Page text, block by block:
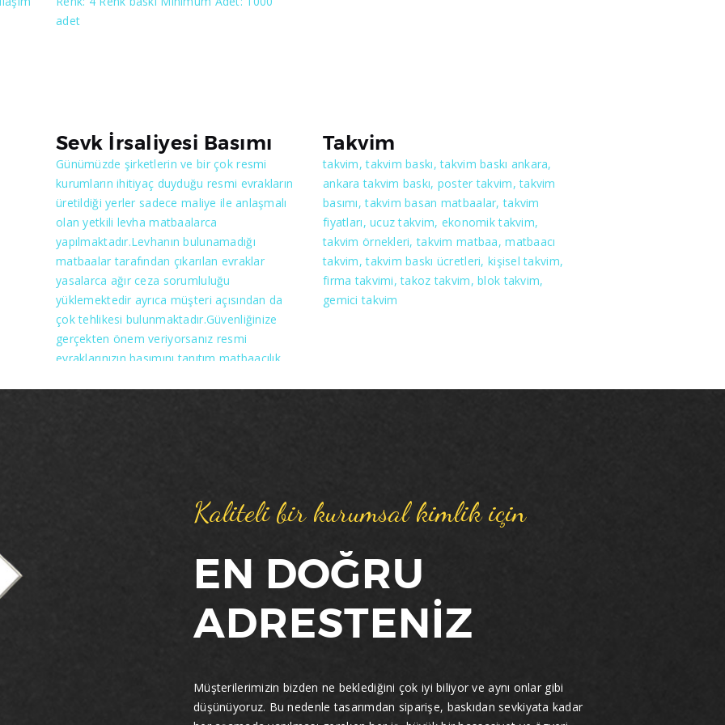
adet
Sevk İrsaliyesi Basımı
Günümüzde şirketlerin ve bir çok resmi
kurumların ihitiyaç duyduğu resmi evrakların
üretildiği yerler sadece maliye ile anlaşmalı
olan yetkili levha matbaalarca
yapılmaktadır.Levhanın bulunamadığı
matbaalar tarafından çıkarılan evraklar
yasalarca ağır ceza sorumluluğu
yüklemektedir ayrıca müşteri açısından da
çok tehlikesi bulunmaktadır.Güvenliğinize
gerçekten önem veriyorsanız resmi
evraklarınızın basımını tanıtım matbaacılık
beraber matbaalar’dan belli bir miktarda
matbaacılar odası tarafından verilen
yeterlilik belgesi ile birlikte maliye anlaşmalı
matbaaya evrak basımına izin verir. Sevk
İrsaliyesi, yaptıran ve yapan kişilere çok ciddi
matbaalar arasında yer almaktayız.
Takvim
takvim, takvim baskı, takvim baskı ankara,
ankara takvim baskı, poster takvim, takvim
basımı, takvim basan matbaalar, takvim
fiyatları, ucuz takvim, ekonomik takvim,
takvim örnekleri, takvim matbaa, matbaacı
takvim, takvim baskı ücretleri, kişisel takvim,
firma takvimi, takoz takvim, blok takvim,
gemici takvim
Kaliteli bir kurumsal kimlik için
EN DOĞRU
ADRESTENİZ
Müşterilerimizin bizden ne beklediğini çok iyi biliyor ve aynı onlar gibi
düşünüyoruz. Bu nedenle tasarımdan siparişe, baskıdan sevkiyata kadar